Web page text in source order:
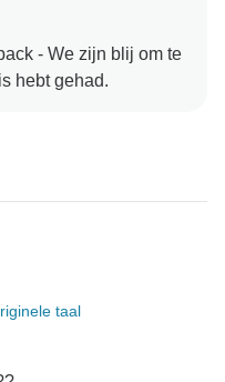
- We zijn blij om te
taal